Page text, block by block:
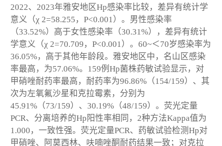
2022、2023年雅安地区Hp感染率比较，差异有统计学
意义（χ 2=58.255，P<0.001）。男性感染率
（33.52%）高于女性感染率（30.31%），差异有统计
学意义（χ 2=70.709，P<0.001）。60~＜70岁感染率为
36.05%，高于其他年龄段。雅安地区中，名山区感染
率最高，为57.06%。159例Hp菌株药敏试验显示，对
甲硝唑耐药率最高，耐药率为96.86%（154/159）、其
次为左氧氟沙星和克拉霉素，分别为
45.91%（73/159）、30.19%（48/159）。荧光定量
PCR、分离培养的Hp阳性率相同，2种方法Kappa值为
1.000，一致性强。荧光定量PCR、药敏试验检测Hp对
甲硝唑、阿莫西林、呋喃唑酮耐药结果一致；对克拉